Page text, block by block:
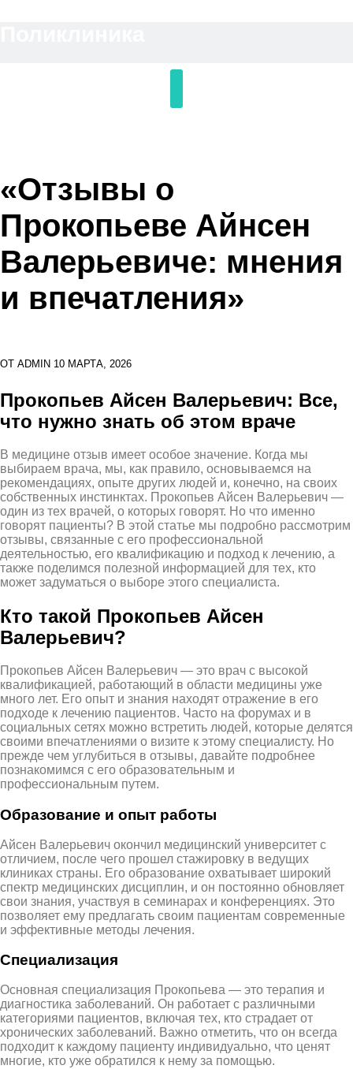
«Отзывы о
Прокопьеве Айнсен
Валерьевиче: мнения
и впечатления»
ОТ ADMIN 10 МАРТА, 2026
Прокопьев Айсен Валерьевич: Все,
что нужно знать об этом враче
В медицине отзыв имеет особое значение. Когда мы
выбираем врача, мы, как правило, основываемся на
рекомендациях, опыте других людей и, конечно, на своих
собственных инстинктах. Прокопьев Айсен Валерьевич —
один из тех врачей, о которых говорят. Но что именно
говорят пациенты? В этой статье мы подробно рассмотрим
отзывы, связанные с его профессиональной
деятельностью, его квалификацию и подход к лечению, а
также поделимся полезной информацией для тех, кто
может задуматься о выборе этого специалиста.
Кто такой Прокопьев Айсен
Валерьевич?
Прокопьев Айсен Валерьевич — это врач с высокой
квалификацией, работающий в области медицины уже
много лет. Его опыт и знания находят отражение в его
подходе к лечению пациентов. Часто на форумах и в
социальных сетях можно встретить людей, которые делятся
своими впечатлениями о визите к этому специалисту. Но
прежде чем углубиться в отзывы, давайте подробнее
познакомимся с его образовательным и
профессиональным путем.
Образование и опыт работы
Айсен Валерьевич окончил медицинский университет с
отличием, после чего прошел стажировку в ведущих
клиниках страны. Его образование охватывает широкий
спектр медицинских дисциплин, и он постоянно обновляет
свои знания, участвуя в семинарах и конференциях. Это
позволяет ему предлагать своим пациентам современные
и эффективные методы лечения.
Специализация
Основная специализация Прокопьева — это терапия и
диагностика заболеваний. Он работает с различными
категориями пациентов, включая тех, кто страдает от
хронических заболеваний. Важно отметить, что он всегда
подходит к каждому пациенту индивидуально, что ценят
многие, кто уже обратился к нему за помощью.